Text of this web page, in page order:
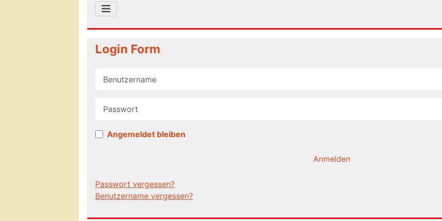
Login Form
Benutzername
Angemeldet bleiben
Anmelden
Passwort vergessen?
Benutzername vergessen?